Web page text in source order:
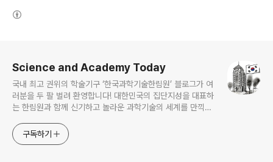
Science and Academy Today
국내 최고 권위의 학술기구 ‘한국과학기술한림원’ 블로그가 여
러분을 두 팔 벌려 환영합니다! 대한민국의 집단지성을 대표하
는 한림원과 함께 신기하고 놀라운 과학기술의 세계를 만끽하
구독하기